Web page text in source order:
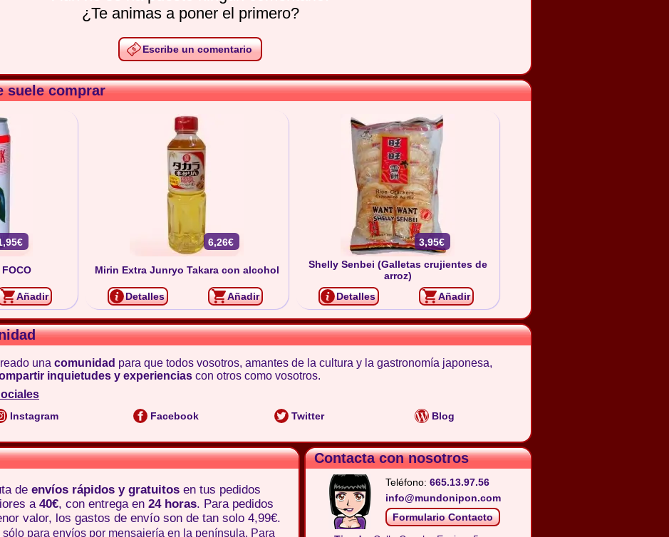
¿Te animas a poner el primero?
Escribe un comentario
suele comprar
Añadir
6,26€
Mirin Extra Junryo Takara con alcohol
Detalles Añadir
3,95€
Shelly Senbei (Galletas crujientes de
arroz)
Detalles
Añadir
una comunidad para que todos vosotros, amantes de la cultura y la gastronomía japonesa,
inquietudes y experiencias con otros como vosotros.
Instagram Facebook Twitter Blog
de envíos rápidos y gratuitos en tus pedidos
a 40€, con entrega en 24 horas. Para pedidos
valor, los gastos de envío son de tan solo 4,99€.
sólo para envíos por mensajería en la península. Para
Contacta con nosotros
Teléfono: 665.13.97.56
info@mundonipon.com
Formulario Contacto